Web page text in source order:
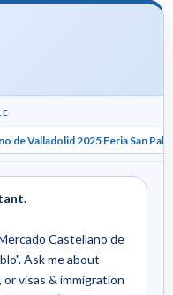
de Valladolid 2025 Feria San
Castellano de
Ask me about
visas & immigration